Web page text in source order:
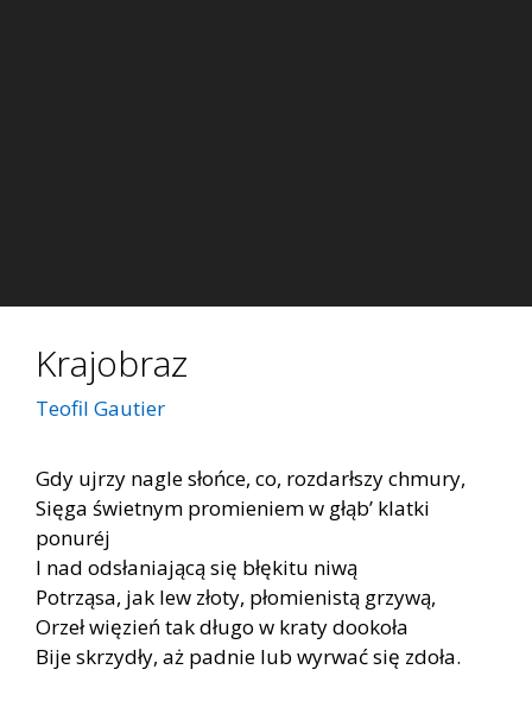
Krajobraz
Teofil Gautier
Gdy ujrzy nagle słońce, co, rozdarłszy chmury,
Sięga świetnym promieniem w głąb’ klatki
ponuréj
I nad odsłaniającą się błękitu niwą
Potrząsa, jak lew złoty, płomienistą grzywą,
Orzeł więzień tak długo w kraty dookoła
Bije skrzydły, aż padnie lub wyrwać się zdoła.